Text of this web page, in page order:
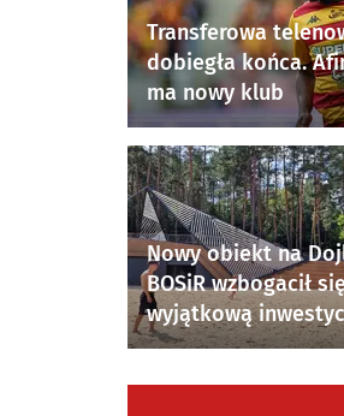
Transferowa
dobiegła końca.
ma nowy klub
Nowy obiekt na
BOSiR wzbogacił
wyjątkową